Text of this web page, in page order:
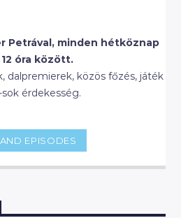
Petrával, minden hétköznap
óra között.
dalpremierek, közös főzés, játék
sok érdekesség.
EPISODES